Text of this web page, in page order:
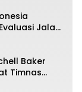
Jalan,
Baker
Timnas